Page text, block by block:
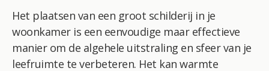
Het plaatsen van een groot schilderij in je
woonkamer is een eenvoudige maar effectieve
manier om de algehele uitstraling en sfeer van je
leefruimte te verbeteren. Het kan warmte